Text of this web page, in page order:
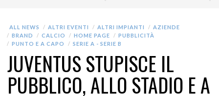
ALL NEWS ALTRI EVENTI ALTRI IMPIANTI
AZIENDE
BRAND
CALCIO HOME PAGE
PUBBLICITÀ
PUNTO E A CAPO
SERIE A - SERIE B
JUVENTUS STUPISCE IL
PUBBLICO, ALLO STADIO E A